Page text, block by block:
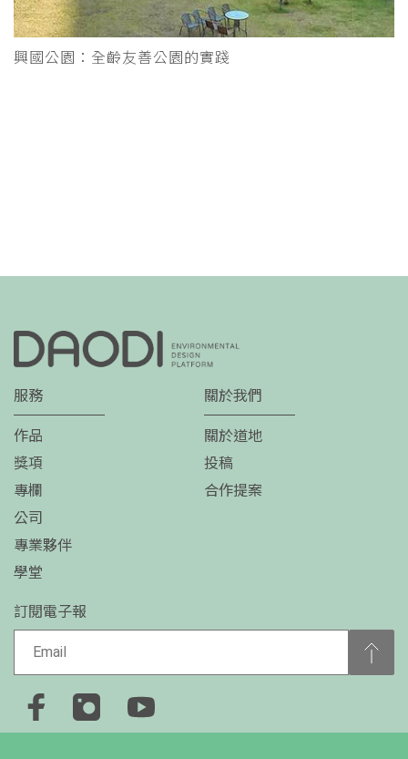
興國公園：全齡友善公園的實踐
服務
作品
獎項
專欄
公司
專業夥伴
學堂
關於我們
關於道地
投稿
合作提案
訂閱電子報